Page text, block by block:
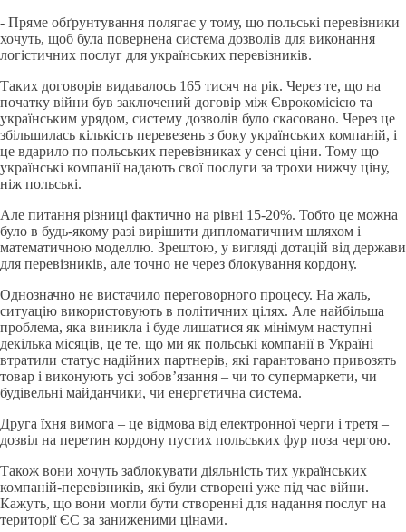
- Пряме обґрунтування полягає у тому, що польські перевізники
хочуть, щоб була повернена система дозволів для виконання
логістичних послуг для українських перевізників.
Таких договорів видавалось 165 тисяч на рік. Через те, що на
початку війни був заключений договір між Єврокомісією та
українським урядом, систему дозволів було скасовано. Через це
збільшилась кількість перевезень з боку українських компаній, і
це вдарило по польських перевізниках у сенсі ціни. Тому що
українські компанії надають свої послуги за трохи нижчу ціну,
ніж польські.
Але питання різниці фактично на рівні 15-20%. Тобто це можна
було в будь-якому разі вирішити дипломатичним шляхом і
математичною моделлю. Зрештою, у вигляді дотацій від держави
для перевізників, але точно не через блокування кордону.
Однозначно не вистачило переговорного процесу. На жаль,
ситуацію використовують в політичних цілях. Але найбільша
проблема, яка виникла і буде лишатися як мінімум наступні
декілька місяців, це те, що ми як польські компанії в Україні
втратили статус надійних партнерів, які гарантовано привозять
товар і виконують усі зобов’язання – чи то супермаркети, чи
будівельні майданчики, чи енергетична система.
Друга їхня вимога – це відмова від електронної черги і третя –
дозвіл на перетин кордону пустих польських фур поза чергою.
Також вони хочуть заблокувати діяльність тих українських
компаній-перевізників, які були створені уже під час війни.
Кажуть, що вони могли бути створенні для надання послуг на
території ЄС за заниженими цінами.